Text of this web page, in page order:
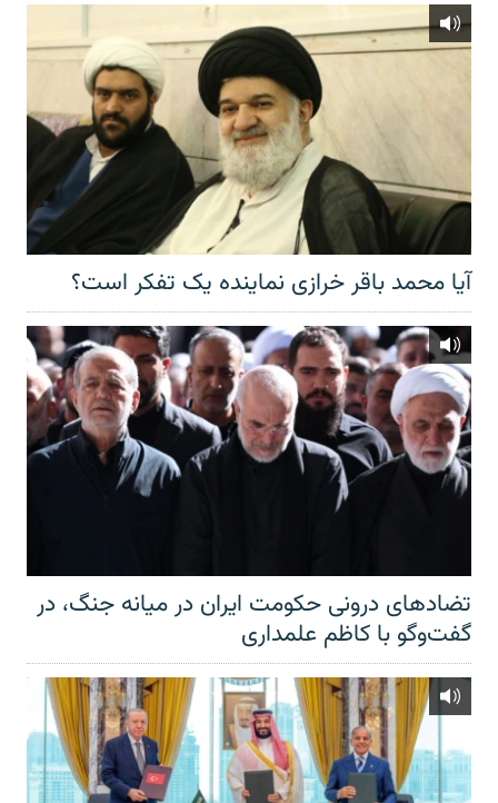
آیا محمد باقر خرازی نماینده یک تفکر است؟
تضادهای درونی حکومت ایران در میانه جنگ، در
گفت‌‌وگو با کاظم علمداری